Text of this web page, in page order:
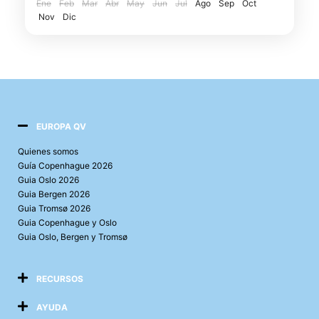
recorrerás...
Edimburgo
Ene Feb Mar Abr May Jun Jul Ago Sep
Oct
Nov
Dic
EUROPA QV
Quienes somos
Guía Copenhague 2026
Guia Oslo 2026
Guia Bergen 2026
Guia Tromsø 2026
Guia Copenhague y Oslo
Guia Oslo, Bergen y Tromsø
RECURSOS
AYUDA